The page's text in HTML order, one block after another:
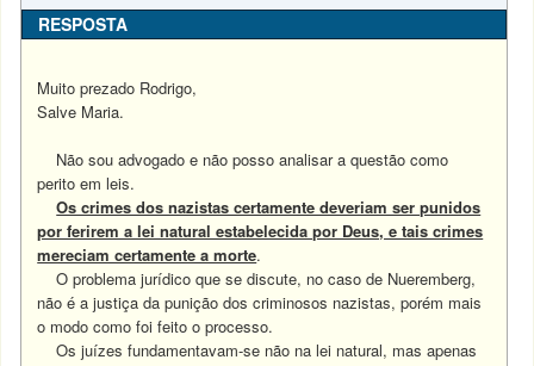
RESPOSTA
Muito prezado Rodrigo,
Salve Maria.
Não sou advogado e não posso analisar a questão como
perito em leis.
Os crimes dos nazistas certamente deveriam ser punidos
por ferirem a lei natural estabelecida por Deus, e tais crimes
mereciam certamente a morte.
O problema jurídico que se discute, no caso de Nueremberg,
não é a justiça da punição dos criminosos nazistas, porém mais
o modo como foi feito o processo.
Os juízes fundamentavam-se não na lei natural, mas apenas